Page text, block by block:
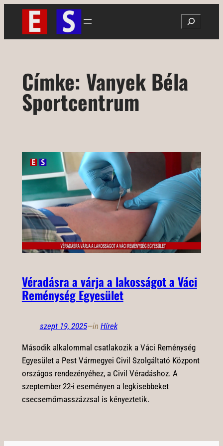
Ugrás
tartalomhoz
Search
Címke: Vanyek Béla
Sportcentrum
Véradásra a várja a lakosságot a Váci
Reménység Egyesület
szept 19, 2025—in Hírek
Második alkalommal csatlakozik a Váci Reménység
Egyesület a Pest Vármegyei Civil Szolgáltató Központ
országos rendezényéhez, a Civil Véradáshoz. A
szeptember 22-i eseményen a legkisebbeket
csecsemőmasszázzsal is kényeztetik.